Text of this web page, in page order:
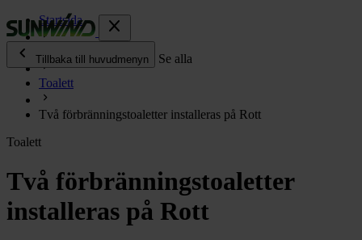
close
chevron_left
Tillbaka till huvudmenyn Se alla
Energi
chevron_right
Vatten chevron_right
Toalett
chevron_right
Startsida
Toalett
Två förbränningstoaletter installeras på Rott
Toalett
Två förbränningstoaletter
installeras på Rott